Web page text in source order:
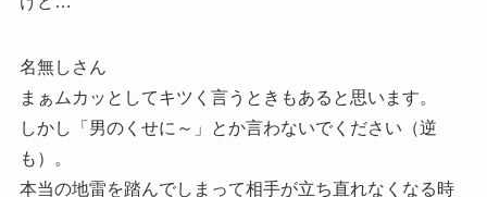
名無しさん
まぁムカッとしてキツく言うときもあると思います。
しかし「男のくせに～」とか言わないでください（逆
も）。
本当の地雷を踏んでしまって相手が立ち直れなくなる時